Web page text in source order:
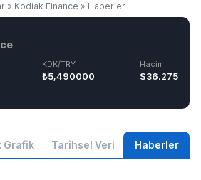
» Kodiak Finance » Haberler
KDK/TRY
₺5,490000
Hacim
$36.275
Grafik Tarihsel Veri Haberler